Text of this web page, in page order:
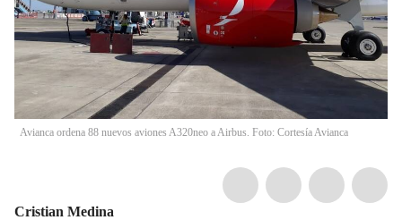
Avianca ordena 88 nuevos aviones A320neo a Airbus. Foto: Cortesía Avianca
Cristian Medina